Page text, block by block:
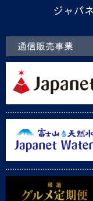
ジャパ
通信販売事業